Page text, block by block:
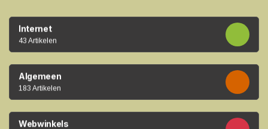
Internet
43 Artikelen
Algemeen
183 Artikelen
Webwinkels